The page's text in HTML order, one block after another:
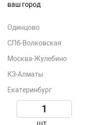
ваш город
Одинцово
СПб-Волковская
Москва-Жулебино
КЗ-Алматы
Екатеринбург